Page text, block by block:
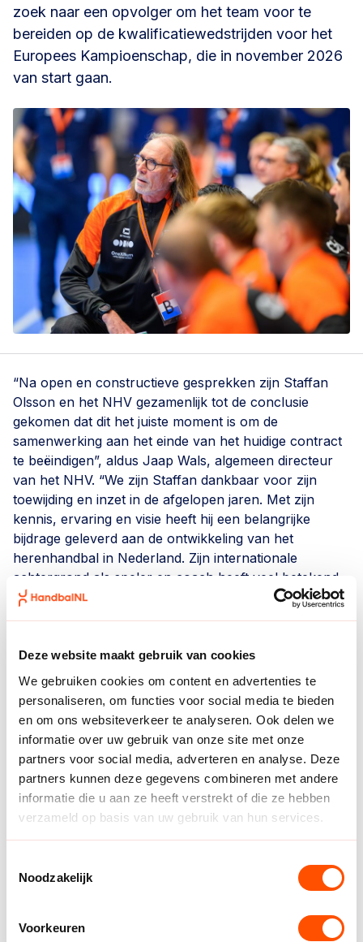
Deze website maakt gebruik van cookies
We gebruiken cookies om content en advertenties te
personaliseren, om functies voor social media te bieden
en om ons websiteverkeer te analyseren. Ook delen we
informatie over uw gebruik van onze site met onze
partners voor social media, adverteren en analyse. Deze
partners kunnen deze gegevens combineren met andere
informatie die u aan ze heeft verstrekt of die ze hebben
verzameld op basis van uw gebruik van hun services.
Noodzakelijk
Voorkeuren
zoek naar een opvolger om het team voor te
bereiden op de kwalificatiewedstrijden voor het
Europees Kampioenschap, die in november 2026
van start gaan.
“Na open en constructieve gesprekken zijn Staffan
Olsson en het NHV gezamenlijk tot de conclusie
gekomen dat dit het juiste moment is om de
samenwerking aan het einde van het huidige contract
te beëindigen”, aldus Jaap Wals, algemeen directeur
van het NHV. “We zijn Staffan dankbaar voor zijn
toewijding en inzet in de afgelopen jaren. Met zijn
kennis, ervaring en visie heeft hij een belangrijke
bijdrage geleverd aan de ontwikkeling van het
herenhandbal in Nederland. Zijn internationale
achtergrond als speler en coach heeft veel betekend
voor de groep en voor de sport in bredere zin. We zijn
het er samen over eens dat, gezien de vooruitgang die
als voor Staffan Olsson een geschikt moment is om
een nieuw hoofdstuk te beginnen. De afgelopen jaren
is een solide basis gelegd en zijn er belangrijke
stappen gezet in de ontwikkeling van het team. Juist
vanwege deze ontwikkeling zijn wij van mening dat de
volgende fase om een nieuwe koers vraagt.”
Welke koers dit gaat zijn is onder andere aan de
opvolger van Olsson, waar, samen met de op 1 juli
aantredende nieuwe Directeur Sport Henk Groener,
naar gezocht zal worden.
Staffan Olsson blikt terug op een prachtige en
waardevolle periode bij het team: “De gesprekken met
respectvol, en we waren het er samen over eens dat